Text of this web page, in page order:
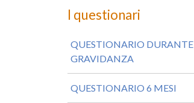
I questionari
QUESTIONARIO
GRAVIDANZA
QUESTIONARIO 6 MESI